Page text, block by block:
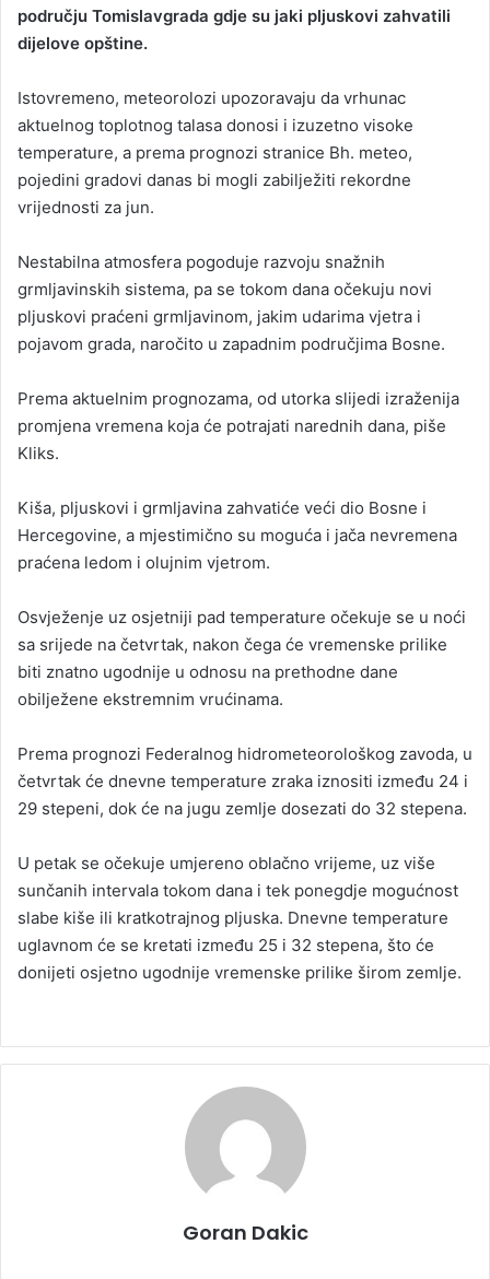
području Tomislavgrada gdje su jaki pljuskovi zahvatili
dijelove opštine.
Istovremeno, meteorolozi upozoravaju da vrhunac
aktuelnog toplotnog talasa donosi i izuzetno visoke
temperature, a prema prognozi stranice Bh. meteo,
pojedini gradovi danas bi mogli zabilježiti rekordne
vrijednosti za jun.
Nestabilna atmosfera pogoduje razvoju snažnih
grmljavinskih sistema, pa se tokom dana očekuju novi
pljuskovi praćeni grmljavinom, jakim udarima vjetra i
pojavom grada, naročito u zapadnim područjima Bosne.
Prema aktuelnim prognozama, od utorka slijedi izraženija
promjena vremena koja će potrajati narednih dana, piše
Kliks.
Kiša, pljuskovi i grmljavina zahvatiće veći dio Bosne i
Hercegovine, a mjestimično su moguća i jača nevremena
praćena ledom i olujnim vjetrom.
Osvježenje uz osjetniji pad temperature očekuje se u noći
sa srijede na četvrtak, nakon čega će vremenske prilike
biti znatno ugodnije u odnosu na prethodne dane
obilježene ekstremnim vrućinama.
Prema prognozi Federalnog hidrometeorološkog zavoda, u
četvrtak će dnevne temperature zraka iznositi između 24 i
29 stepeni, dok će na jugu zemlje dosezati do 32 stepena.
U petak se očekuje umjereno oblačno vrijeme, uz više
sunčanih intervala tokom dana i tek ponegdje mogućnost
slabe kiše ili kratkotrajnog pljuska. Dnevne temperature
uglavnom će se kretati između 25 i 32 stepena, što će
donijeti osjetno ugodnije vremenske prilike širom zemlje.
Goran Dakic